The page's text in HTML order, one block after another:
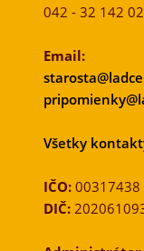
042 - 32 142 02
Email:
Všetky
IČO: 00317438
DIČ: